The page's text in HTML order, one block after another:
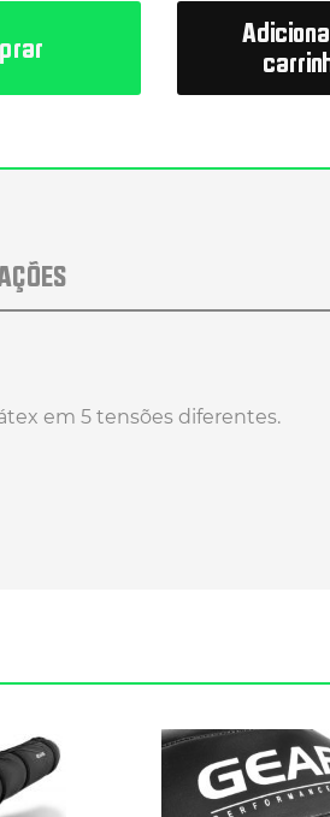
em 5 tensões diferentes.